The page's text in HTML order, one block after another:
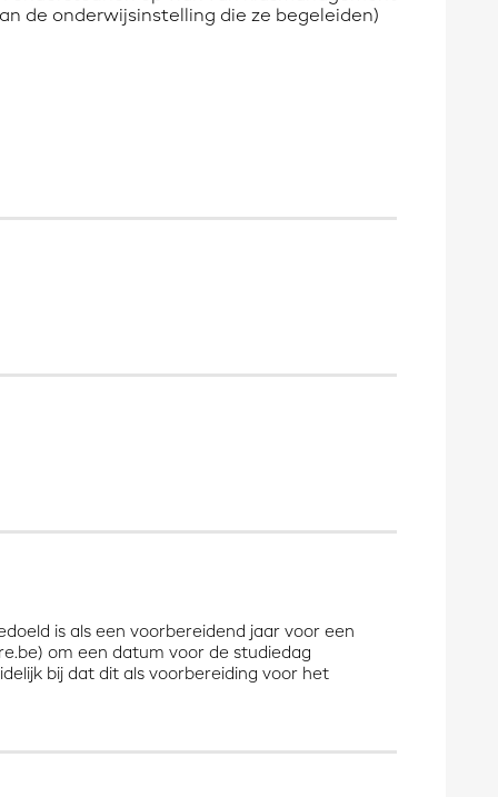
de onderwijsinstelling die ze begeleiden)
is als een voorbereidend jaar voor een
om een datum voor de studiedag
bij dat dit als voorbereiding voor het